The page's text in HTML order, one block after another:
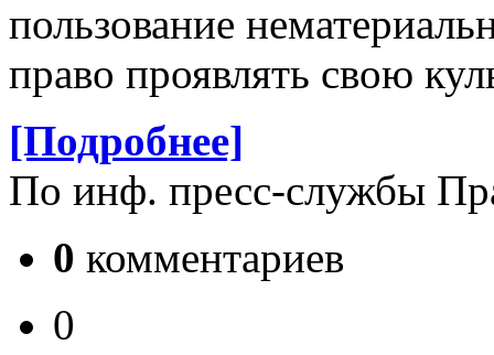
пользование
право проявлять свою
[Подробнее]
По инф. пресс-службы
0 комментариев
0